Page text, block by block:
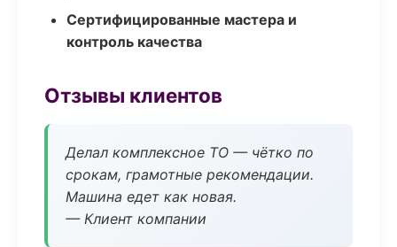
Сертифицированные мастера и
контроль качества
Отзывы клиентов
Делал комплексное ТО — чётко по
срокам, грамотные рекомендации.
Машина едет как новая.
— Клиент компании